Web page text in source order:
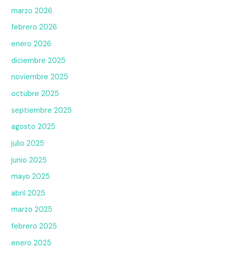
marzo 2026
febrero 2026
enero 2026
diciembre 2025
noviembre 2025
octubre 2025
septiembre 2025
agosto 2025
julio 2025
junio 2025
mayo 2025
abril 2025
marzo 2025
febrero 2025
enero 2025